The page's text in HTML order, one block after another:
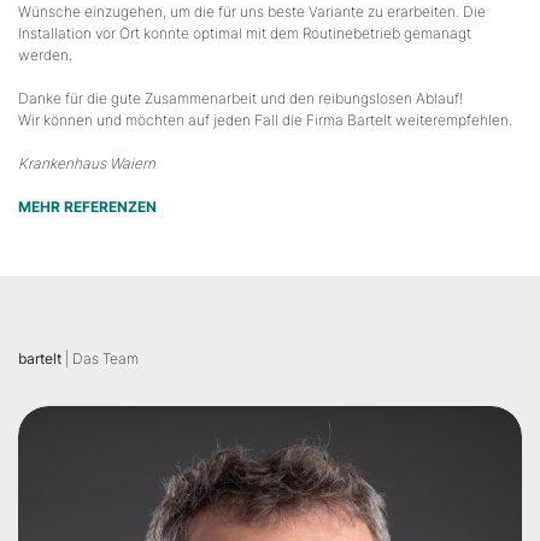
Wünsche einzugehen, um die für uns beste Variante zu erarbeiten. Die
Installation vor Ort konnte optimal mit dem Routinebetrieb gemanagt
werden.
Danke für die gute Zusammenarbeit und den reibungslosen Ablauf!
Wir können und möchten auf jeden Fall die Firma Bartelt weiterempfehlen.
Krankenhaus Waiern
MEHR REFERENZEN
bartelt | Das Team